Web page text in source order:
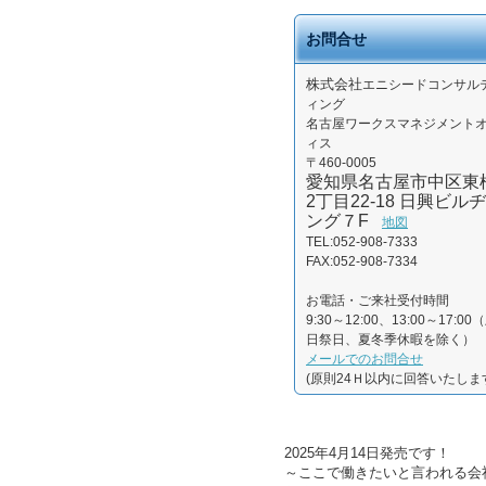
お問合せ
株式会社エニシードコンサル
ィング
名古屋ワークスマネジメント
ィス
〒460-0005
愛知県名古屋市中区東
2丁目22-18 日興ビルヂ
ング７F
地図
TEL:052-908-7333
FAX:052-908-7334
お電話・ご来社受付時間
9:30～12:00、13:00～17:00（
日祭日、夏冬季休暇を除く）
メールでのお問合せ
(原則24Ｈ以内に回答いたしま
2025年4月14日発売です！
～ここで働きたいと言われる会